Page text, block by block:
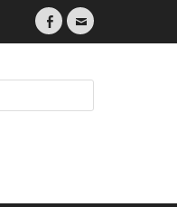
Facebook
E-